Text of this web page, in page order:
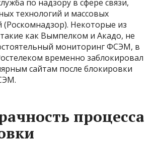
по надзору в сфере связи,
технологий и массовых
Некоторые из
как Вымпелком и Акадо, не
мониторинг ФСЭМ, в
временно заблокировал
сайтам после блокировки
процесса